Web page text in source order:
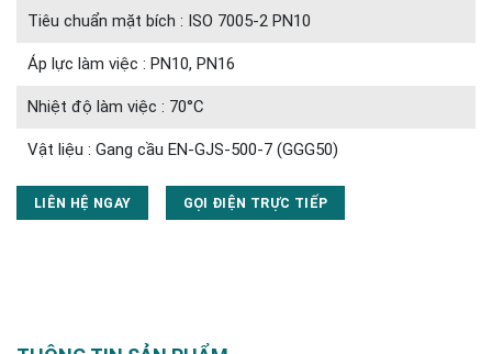
Tiêu chuẩn mặt bích : ISO 7005-2 PN10
Áp lực làm việc : PN10, PN16
Nhiệt độ làm việc : 70°C
Vật liệu : Gang cầu EN-GJS-500-7 (GGG50)
LIÊN HỆ NGAY GỌI ĐIỆN TRỰC TIẾP